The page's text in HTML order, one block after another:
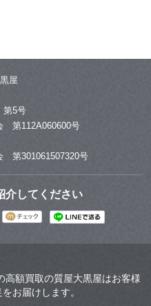
黒屋
第5号
第112A060600号
第301061507320号
介してください
高額買取の質屋大黒屋はお客様
お届けします。